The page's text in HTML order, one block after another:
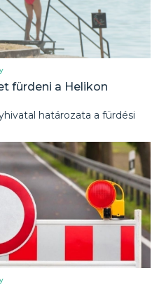
fürdeni a Helikon
határozata a fürdési